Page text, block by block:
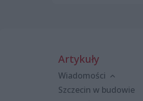
Artykuły
Wiadomości
Szczecin w budowie